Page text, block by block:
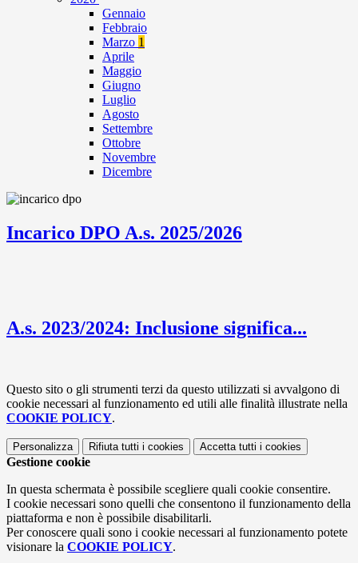
Gennaio
Febbraio
Marzo 1
Aprile
Maggio
Giugno
Luglio
Agosto
Settembre
Ottobre
Novembre
Dicembre
Incarico DPO A.s. 2025/2026
A.s. 2023/2024: Inclusione significa...
Questo sito o gli strumenti terzi da questo utilizzati si avvalgono di
cookie necessari al funzionamento ed utili alle finalità illustrate nella
COOKIE POLICY.
Personalizza Rifiuta tutti i cookies Accetta tutti i cookies
Gestione cookie
In questa schermata è possibile scegliere quali cookie consentire.
I cookie necessari sono quelli che consentono il funzionamento della
piattaforma e non è possibile disabilitarli.
Per conoscere quali sono i cookie necessari al funzionamento potete
visionare la COOKIE POLICY.